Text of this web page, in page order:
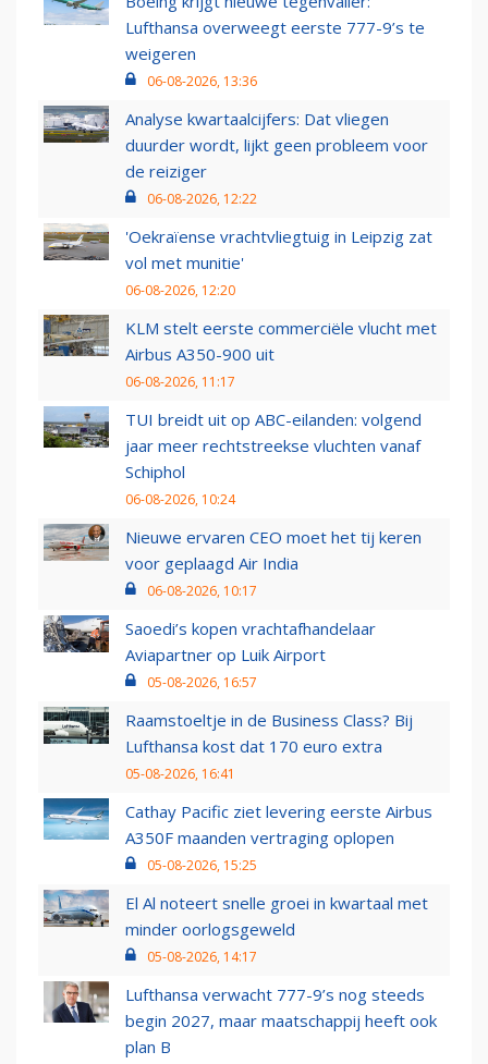
Lufthansa overweegt eerste 777-9’s te
weigeren
06-08-2026, 13:36
Analyse kwartaalcijfers: Dat vliegen
duurder wordt, lijkt geen probleem voor
de reiziger
06-08-2026, 12:22
'Oekraïense vrachtvliegtuig in Leipzig zat
vol met munitie'
06-08-2026, 12:20
KLM stelt eerste commerciële vlucht met
Airbus A350-900 uit
06-08-2026, 11:17
TUI breidt uit op ABC-eilanden: volgend
jaar meer rechtstreekse vluchten vanaf
Schiphol
06-08-2026, 10:24
Nieuwe ervaren CEO moet het tij keren
voor geplaagd Air India
06-08-2026, 10:17
Saoedi’s kopen vrachtafhandelaar
Aviapartner op Luik Airport
05-08-2026, 16:57
Raamstoeltje in de Business Class? Bij
Lufthansa kost dat 170 euro extra
05-08-2026, 16:41
Cathay Pacific ziet levering eerste Airbus
A350F maanden vertraging oplopen
05-08-2026, 15:25
El Al noteert snelle groei in kwartaal met
minder oorlogsgeweld
05-08-2026, 14:17
Lufthansa verwacht 777-9’s nog steeds
begin 2027, maar maatschappij heeft ook
plan B